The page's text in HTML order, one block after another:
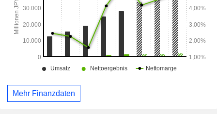
Mehr Finanzdaten